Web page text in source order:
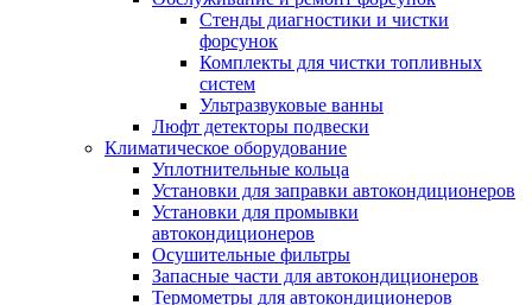
Стенды диагностики и чистки
форсунок
Комплекты для чистки топливных
систем
Ультразвуковые ванны
Люфт детекторы подвески
Климатическое оборудование
Уплотнительные кольца
Установки для заправки автокондиционеров
Установки для промывки
автокондиционеров
Осушительные фильтры
Запасные части для автокондиционеров
Термометры для автокондиционеров